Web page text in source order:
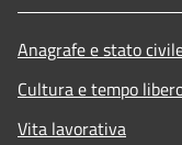
Anagrafe e stato
Cultura e tempo
Vita lavorativa